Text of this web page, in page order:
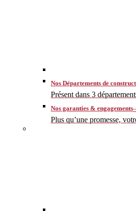
Nos Départements de
Présent dans 3
Nos garanties & engagements
Plus qu’une promesse,